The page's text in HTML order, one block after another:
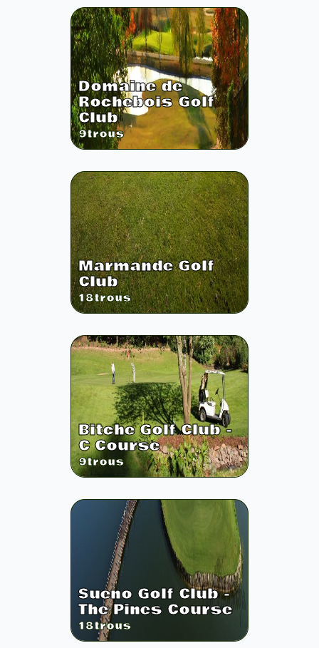
Domaine de
Rochebois Golf
Club
9trous
Marmande Golf
Club
18trous
Bitche Golf Club -
C Course
9trous
Sueno Golf Club -
The Pines Course
18trous